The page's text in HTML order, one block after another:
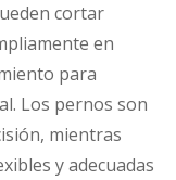
cortar
en
para
Los pernos son
mientras
y adecuadas